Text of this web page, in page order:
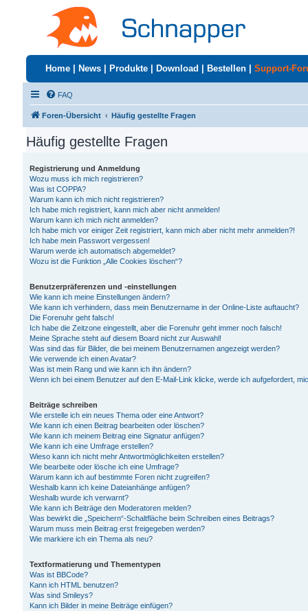
Home News Produkte Download Bestellen Support-
FAQ
Foren-Übersicht Häufig gestellte Fragen
Häufig gestellte Fragen
Registrierung und Anmeldung
Wozu muss ich mich registrieren?
Was ist COPPA?
Warum kann ich mich nicht registrieren?
Ich habe mich registriert, kann mich aber nicht anmelden!
Warum kann ich mich nicht anmelden?
Ich habe mich vor einiger Zeit registriert, kann mich aber nicht mehr anmelden?!
Ich habe mein Passwort vergessen!
Warum werde ich automatisch abgemeldet?
Wozu ist die Funktion „Alle Cookies löschen“?
Benutzerpräferenzen und -einstellungen
Wie kann ich meine Einstellungen ändern?
Wie kann ich verhindern, dass mein Benutzername in der Online-Liste auftaucht?
Die Forenuhr geht falsch!
Ich habe die Zeitzone eingestellt, aber die Forenuhr geht immer noch falsch!
Meine Sprache steht auf diesem Board nicht zur Auswahl!
Was sind das für Bilder, die bei meinem Benutzernamen angezeigt werden?
Wie verwende ich einen Avatar?
Was ist mein Rang und wie kann ich ihn ändern?
Wenn ich bei einem Benutzer auf den E-Mail-Link klicke, werde ich aufgefordert,
Beiträge schreiben
Wie erstelle ich ein neues Thema oder eine Antwort?
Wie kann ich einen Beitrag bearbeiten oder löschen?
Wie kann ich meinem Beitrag eine Signatur anfügen?
Wie kann ich eine Umfrage erstellen?
Wieso kann ich nicht mehr Antwortmöglichkeiten erstellen?
Wie bearbeite oder lösche ich eine Umfrage?
Warum kann ich auf bestimmte Foren nicht zugreifen?
Weshalb kann ich keine Dateianhänge anfügen?
Weshalb wurde ich verwarnt?
Wie kann ich Beiträge den Moderatoren melden?
Was bewirkt die „Speichern“-Schaltfläche beim Schreiben eines Beitrags?
Warum muss mein Beitrag erst freigegeben werden?
Wie markiere ich ein Thema als neu?
Textformatierung und Thementypen
Was ist BBCode?
Kann ich HTML benutzen?
Was sind Smileys?
Kann ich Bilder in meine Beiträge einfügen?